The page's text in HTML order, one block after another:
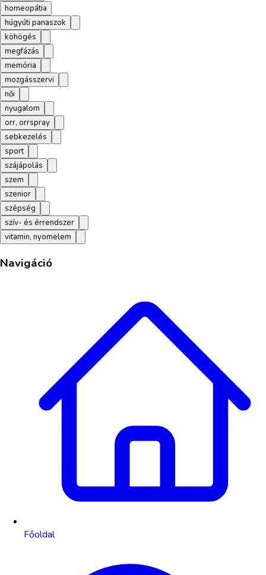
homeopátia
húgyúti panaszok
köhögés
megfázás
memória
mozgásszervi
női
nyugalom
orr, orrspray
sebkezelés
sport
szájápolás
szem
szenior
szépség
szív- és érrendszer
vitamin, nyomelem
Navigáció
Főoldal